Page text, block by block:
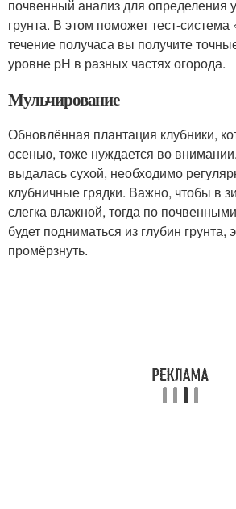
почвенный анализ для определения
грунта. В этом поможет тест-
течение получаса вы получите
уровне pH в разных частях огорода.
Мульчирование
Обновлённая плантация клубники,
осенью, тоже нуждается во
выдалась сухой, необходимо
клубничные грядки. Важно, чтобы в
слегка влажной, тогда по
будет подниматься из глубин грунта,
промёрзнуть.